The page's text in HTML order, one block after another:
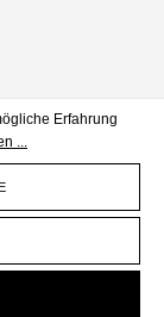
Erfahrung
...